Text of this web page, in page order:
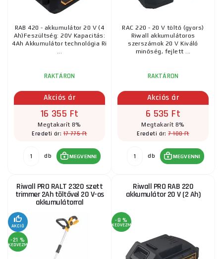
RAB 420 - akkumulátor 20 V (4
Ah)Feszültség: 20V Kapacitás:
4Ah Akkumulátor technológia Ri
...
RAKTÁRON
Akciós ár
16 355 Ft
Megtakarít 8%
Eredeti ár:17 775 Ft
db MEGVENNI
RAC 220 - 20 V töltő (gyors)
Riwall akkumulátoros
szerszámok 20 V Kiváló
minőség, fejlett ...
RAKTÁRON
Akciós ár
6 535 Ft
Megtakarít 8%
Eredeti ár:7 100 Ft
db MEGVENNI
Riwall PRO RALT 2320 szett
trimmer 2Ah töltővel 20 V-os
akkumulátorral
AKCIÓ
-21 %
KEDVEZMÉNY
Riwall PRO RAB 220
akkumulátor 20 V (2 Ah)
-8 %
KEDVEZMÉNY